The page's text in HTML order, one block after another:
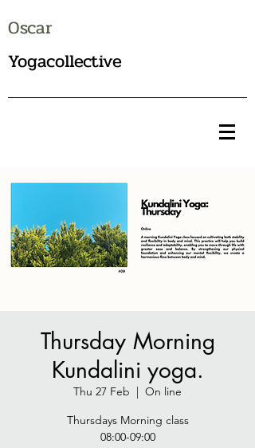
Oscar
Yogacollective
Thursday Morning
Kundalini yoga.
Thu 27 Feb
  |
On line
Thursdays Morning class
08:00-09:00